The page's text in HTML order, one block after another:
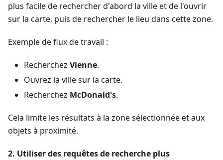
plus facile de rechercher d'abord la ville et de l'ouvrir
sur la carte, puis de rechercher le lieu dans cette zone.
Exemple de flux de travail :
Recherchez Vienne.
Ouvrez la ville sur la carte.
Recherchez McDonald's.
Cela limite les résultats à la zone sélectionnée et aux
objets à proximité.
2. Utiliser des requêtes de recherche plus